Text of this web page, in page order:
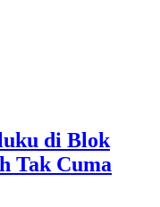
di Blok
Tak Cuma